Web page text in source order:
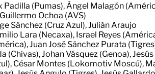
Padilla (Pumas), Ángel Malagón
Ochoa (AVS)
Sánchez (Cruz Azul), Julián Araujo
Lara (Necaxa), Israel Reyes
Juan José Sánchez Purata
(Chivas), Johan Vásquez (Genoa),
César Montes (Lokomotiv Moscú),